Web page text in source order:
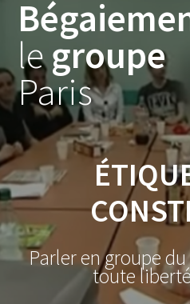
legroupe
Paris
Parler en groupe
toute